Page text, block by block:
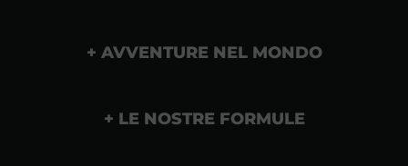
AVVENTURE NEL MONDO
LE NOSTRE FORMULE